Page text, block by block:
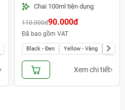
- Đỏ Light Magenta - Đỏ nhạt Cyan -
Chai 100ml tiện dụng
110.000đ90.000đ
Đã bao gồm VAT
Black - Đen Yellow - Vàng
Xem chi tiết